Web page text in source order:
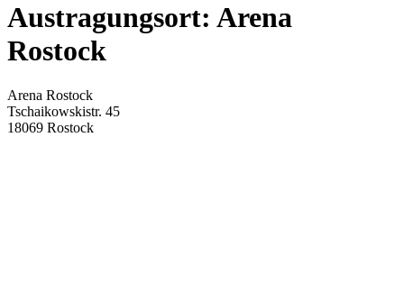
Austragungsort: Arena
Rostock
Arena Rostock
Tschaikowskistr. 45
18069 Rostock